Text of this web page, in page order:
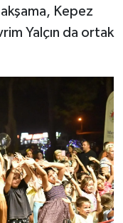
Kepez
Yalçın da ortak